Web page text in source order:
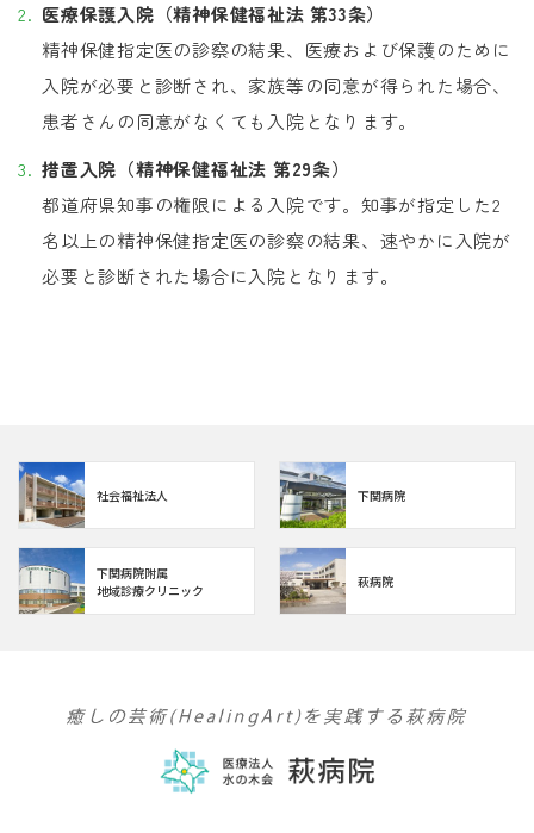
医療保護入院（精神保健福祉法 第33条）
精神保健指定医の診察の結果、医療および保護のために
入院が必要と診断され、家族等の同意が得られた場合、
患者さんの同意がなくても入院となります。
措置入院（精神保健福祉法 第29条）
都道府県知事の権限による入院です。知事が指定した2
名以上の精神保健指定医の診察の結果、速やかに入院が
必要と診断された場合に入院となります。
社会福祉法人 下関病院
下関病院附属
地域診療クリニック
萩病院